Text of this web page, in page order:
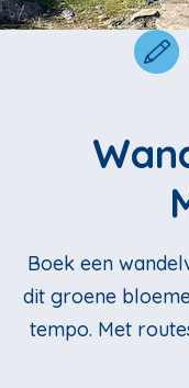
Boek een
dit groene
tempo. Met